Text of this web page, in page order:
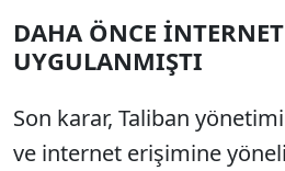
DAHA ÖNCE
UYGULANMIŞTI
Son karar, Taliban
ve internet erişimine